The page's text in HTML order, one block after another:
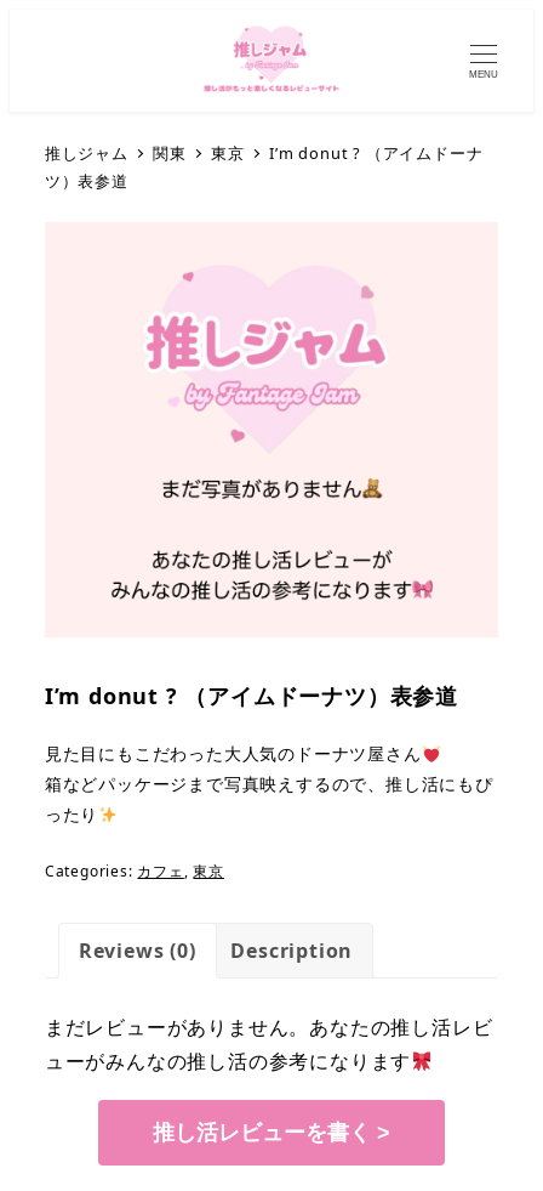
MENU
推しジャム 関東 東京
I’m donut ? （アイムドーナ
ツ）表参道
I’m donut ? （アイムドーナツ）表参道
見た目にもこだわった大人気のドーナツ屋さん
箱などパッケージまで写真映えするので、推し活にもぴ
ったり
Categories: カフェ,東京
Reviews (0) Description
まだレビューがありません。あなたの推し活レビ
ューがみんなの推し活の参考になります
推し活レビューを書く >